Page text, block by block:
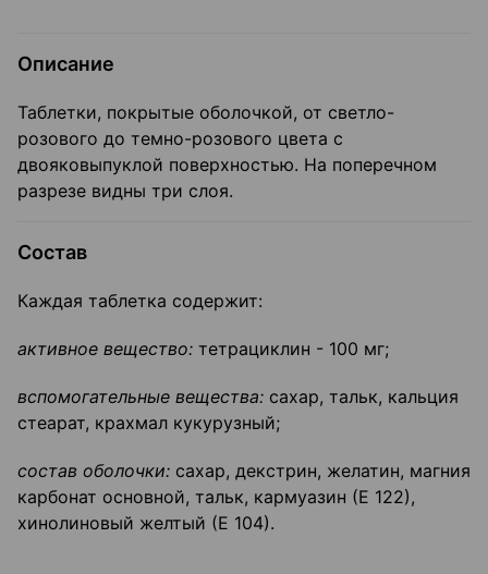
Описание
Таблетки, покрытые оболочкой, от светло-
розового до темно-розового цвета с
двояковыпуклой поверхностью. На поперечном
разрезе видны три слоя.
Состав
Каждая таблетка содержит:
активное вещество: тетрациклин - 100 мг;
вспомогательные вещества: сахар, тальк, кальция
стеарат, крахмал кукурузный;
состав оболочки: сахар, декстрин, желатин, магния
карбонат основной, тальк, кармуазин (Е 122),
хинолиновый желтый (Е 104).